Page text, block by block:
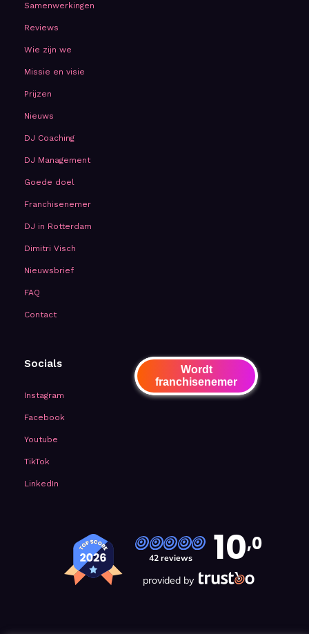
Samenwerkingen
Reviews
Wie zijn we
Missie en visie
Prijzen
Nieuws
DJ Coaching
DJ Management
Goede doel
Franchisenemer
DJ in Rotterdam
Dimitri Visch
Nieuwsbrief
FAQ
Contact
Socials
Instagram
Facebook
Youtube
TikTok
LinkedIn
Wordt
franchisenemer
42 reviews 10,0
provided by